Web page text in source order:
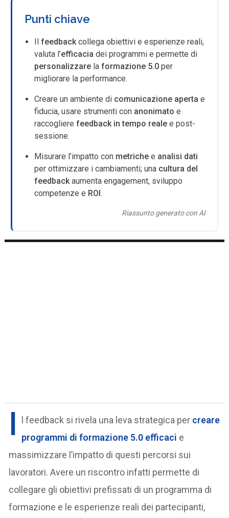
Punti chiave
Ilfeedback collega obiettivi e esperienze reali,
valuta l’efficacia dei programmi e permette di
personalizzare laformazione 5.0 per
migliorare la performance.
Creare un ambiente di comunicazione aperta e
fiducia, usare strumenti con anonimato e
raccoglierefeedback in tempo reale e post-
sessione.
Misurare l’impatto con metriche e analisi dati
per ottimizzare i cambiamenti; una cultura del
feedback aumenta engagement, sviluppo
competenze e ROI.
Riassunto generato con AI
I l feedback si rivela una leva strategica per creare
programmi di formazione 5.0 efficaci e
massimizzare l’impatto di questi percorsi sui
lavoratori. Avere un riscontro infatti permette di
collegare gli obiettivi prefissati di un programma di
formazione e le esperienze reali dei partecipanti,